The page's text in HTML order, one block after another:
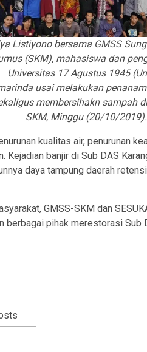
Listiyono bersama GMSS
(SKM), mahasiswa dan
Universitas 17 Agustus 1945
usai melakukan
membersihakn sampah
SKM, Minggu (20/10/2019).
kualitas air, penurunan
Kejadian banjir di Sub DAS
daya tampung daerah
GMSS-SKM dan
berbagai pihak merestorasi Sub